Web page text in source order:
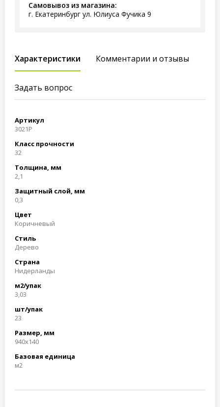
Самовывоз из магазина:
г. Екатеринбург ул. Юлиуса Фучика 9
Характеристики Комментарии и отзывы
Задать вопрос
Артикул
3021P
Класс прочности
32
Толщина, мм
2,1
Защитный слой, мм
0,3
Цвет
Коричневый
Стиль
Дерево
Страна
Нидерланды
м2/упак
3,03
шт/упак
23
Размер, мм
940x140
Базовая единица
м2